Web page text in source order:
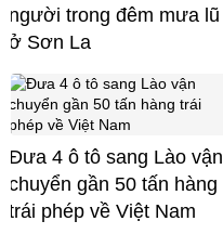
người trong đêm mưa lũ
ở Sơn La
Đưa 4 ô tô sang Lào vận
chuyển gần 50 tấn hàng
trái phép về Việt Nam